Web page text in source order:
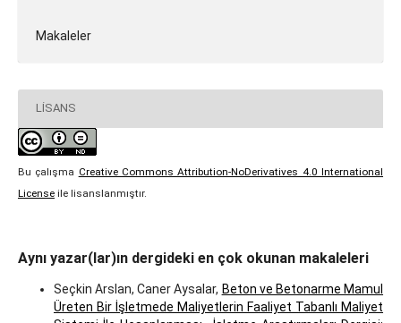
Makaleler
LISANS
Bu çalışma Creative Commons Attribution-NoDerivatives 4.0 International
Licenseile lisanslanmıştır.
Aynı yazar(lar)ın dergideki en çok okunan makaleleri
Seçkin Arslan, Caner Aysalar, Beton ve Betonarme Mamul
Üreten Bir İşletmede Maliyetlerin Faaliyet Tabanlı Maliyet